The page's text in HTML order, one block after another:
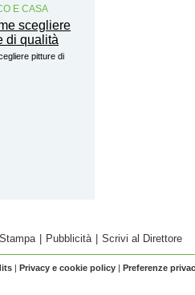
E CASA
pitture di
Pubblicità Scrivi al Direttore
Privacy e cookie policy Preferenze